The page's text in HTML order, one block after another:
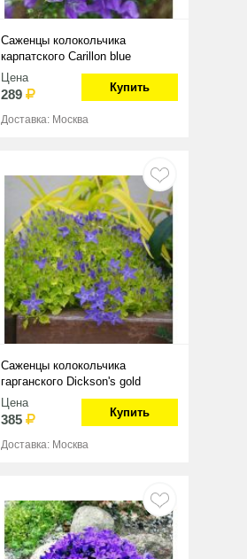
Саженцы колокольчика
карпатского Carillon blue
Цена
289 Купить
Доставка: Москва
Саженцы колокольчика
гарганского Dickson's gold
Цена
385 Купить
Доставка: Москва